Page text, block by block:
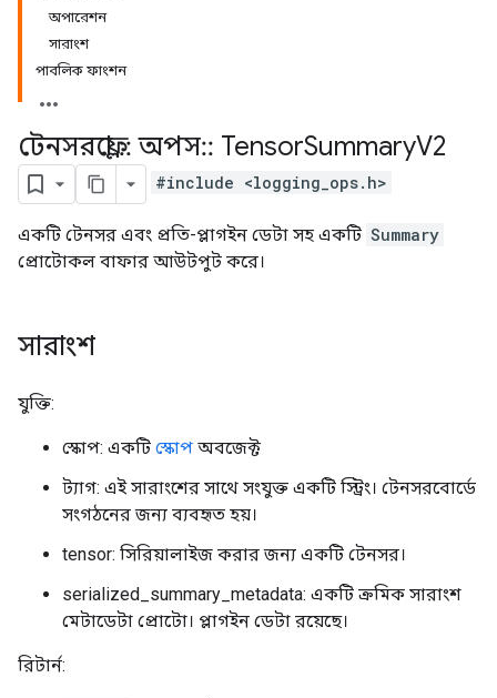
অপারেশন
সারাংশ
পাবলিক ফাংশন
টেনসরফ্লো:: অপস:: TensorSummaryV2
#include <logging_ops.h>
একটি টেনসর এবং প্রতি-প্লাগইন ডেটা সহ একটি Summary
প্রোটোকল বাফার আউটপুট করে।
সারাংশ
যুক্তি:
স্কোপ: একটি স্কোপ অবজেক্ট
ট্যাগ: এই সারাংশের সাথে সংযুক্ত একটি স্ট্রিং। টেনসরবোর্ডে
সংগঠনের জন্য ব্যবহৃত হয়।
tensor: সিরিয়ালাইজ করার জন্য একটি টেনসর।
serialized_summary_metadata: একটি ক্রমিক সারাংশ
মেটাডেটা প্রোটো। প্লাগইন ডেটা রয়েছে।
রিটার্ন: